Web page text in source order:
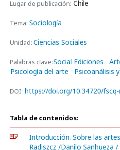
Lugar de publicación: Chile
Tema: Sociología
Unidad: Ciencias Sociales
Palabras clave:Social Ediciones
Psicología del arte
Psicoanálisis
DOI: https://doi.org/10.34720/
Tabla de contenidos:
Introducción. Sobre las
Radiszcz /Danilo Sanhueza